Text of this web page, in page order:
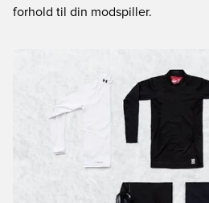
forhold til din modspiller.